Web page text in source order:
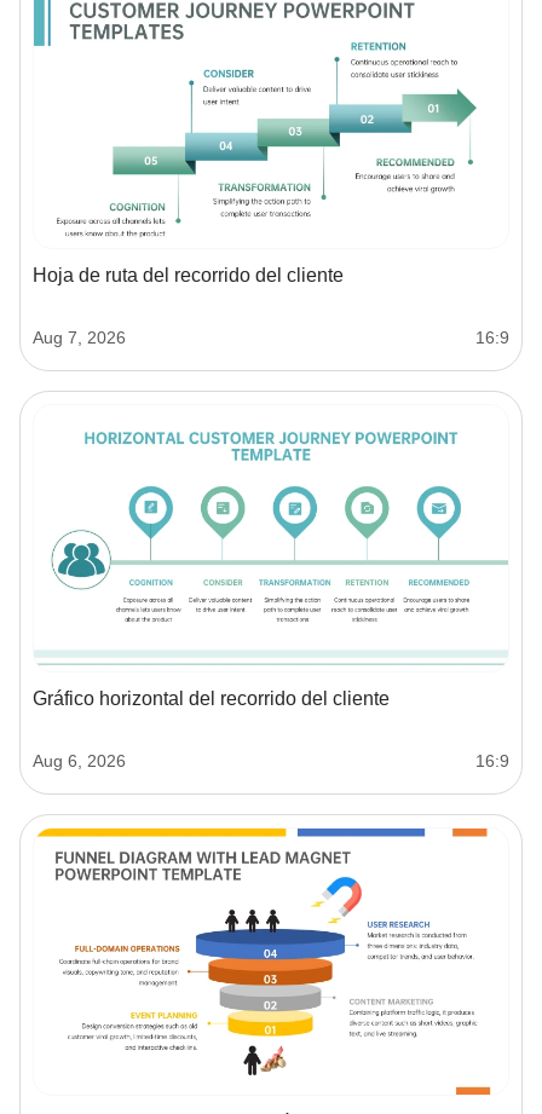
Hoja de ruta del recorrido del cliente
Aug 7, 2026 16:9
Gráfico horizontal del recorrido del cliente
Aug 6, 2026 16:9